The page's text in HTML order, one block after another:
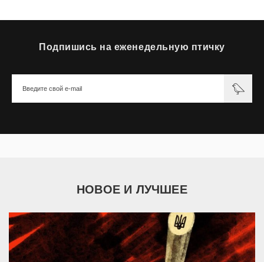
Подпишись на еженедельную птичку
НОВОЕ И ЛУЧШЕЕ